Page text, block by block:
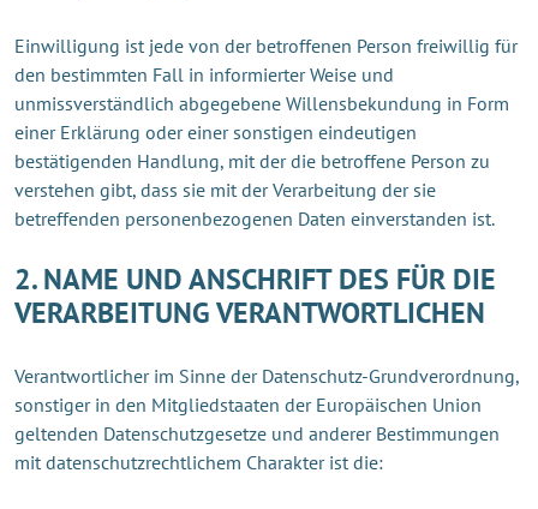
Einwilligung ist jede von der betroffenen Person freiwillig für
den bestimmten Fall in informierter Weise und
unmissverständlich abgegebene Willensbekundung in Form
einer Erklärung oder einer sonstigen eindeutigen
bestätigenden Handlung, mit der die betroffene Person zu
verstehen gibt, dass sie mit der Verarbeitung der sie
betreffenden personenbezogenen Daten einverstanden ist.
2. NAME UND ANSCHRIFT DES FÜR DIE
VERARBEITUNG VERANTWORTLICHEN
Verantwortlicher im Sinne der Datenschutz-Grundverordnung,
sonstiger in den Mitgliedstaaten der Europäischen Union
geltenden Datenschutzgesetze und anderer Bestimmungen
mit datenschutzrechtlichem Charakter ist die: